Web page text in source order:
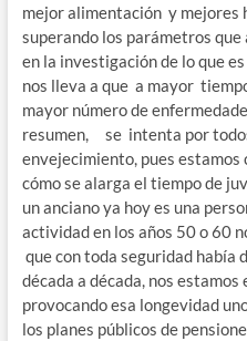
mejor alimentación y mejores
superando los parámetros
en la investigación de lo que
nos lleva a que a mayor
mayor número de
resumen, se intenta por
envejecimiento, pues estamos
cómo se alarga el tiempo de
un anciano ya hoy es una
actividad en los años 50 o 60
que con toda seguridad había
década a década, nos
provocando esa longevidad
los planes públicos de